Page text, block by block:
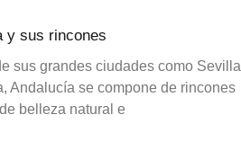
y sus rincones
sus grandes ciudades como Sevilla
Andalucía se compone de rincones
belleza natural e